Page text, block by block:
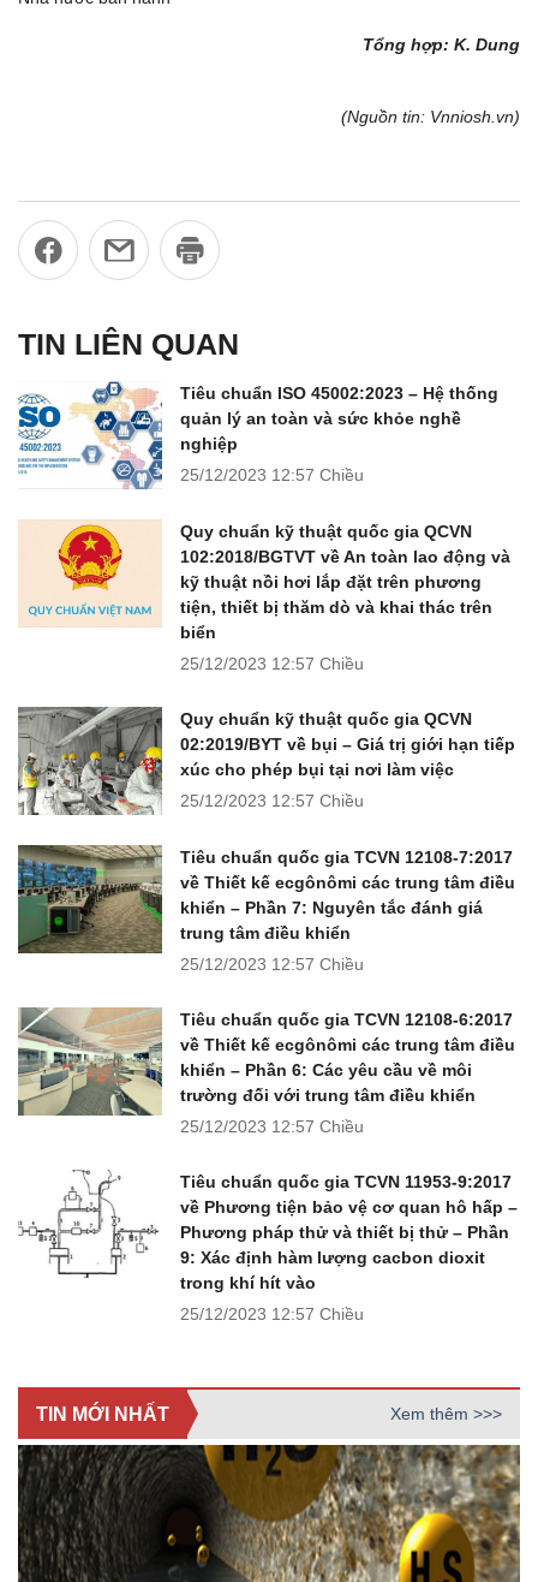
Tổng hợp: K. Dung
(Nguồn tin: Vnniosh.vn)
TIN LIÊN QUAN
Tiêu chuẩn ISO 45002:2023 – Hệ thống
quản lý an toàn và sức khỏe nghề
nghiệp
25/12/2023 12:57 Chiều
Quy chuẩn kỹ thuật quốc gia QCVN
102:2018/BGTVT về An toàn lao động và
kỹ thuật nồi hơi lắp đặt trên phương
tiện, thiết bị thăm dò và khai thác trên
biển
25/12/2023 12:57 Chiều
Quy chuẩn kỹ thuật quốc gia QCVN
02:2019/BYT về bụi – Giá trị giới hạn tiếp
xúc cho phép bụi tại nơi làm việc
25/12/2023 12:57 Chiều
Tiêu chuẩn quốc gia TCVN 12108-7:2017
về Thiết kế ecgônômi các trung tâm điều
khiển – Phần 7: Nguyên tắc đánh giá
trung tâm điều khiển
25/12/2023 12:57 Chiều
Tiêu chuẩn quốc gia TCVN 12108-6:2017
về Thiết kế ecgônômi các trung tâm điều
khiển – Phần 6: Các yêu cầu về môi
trường đối với trung tâm điều khiển
25/12/2023 12:57 Chiều
Tiêu chuẩn quốc gia TCVN 11953-9:2017
về Phương tiện bảo vệ cơ quan hô hấp –
Phương pháp thử và thiết bị thử – Phần
9: Xác định hàm lượng cacbon dioxit
trong khí hít vào
25/12/2023 12:57 Chiều
TIN MỚI NHẤT Xem thêm >>>